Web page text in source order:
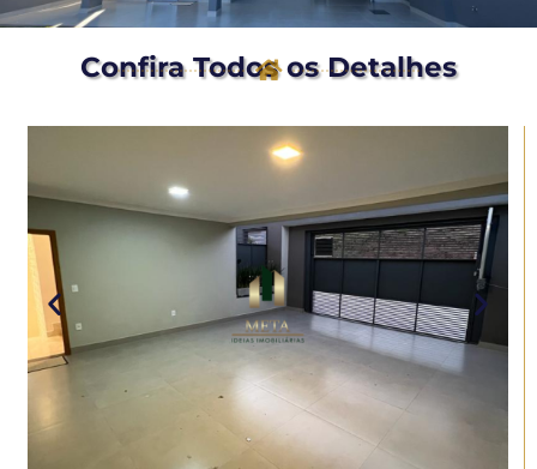
Confira Todos os Detalhes